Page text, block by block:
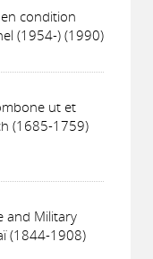
condition
(1954-) (1990)
ut et
(1685-1759)
and Military
(1844-1908)